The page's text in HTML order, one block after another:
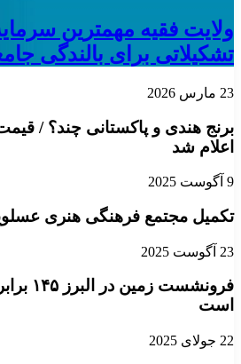
ولایت فقیه مهمترین
تشکیلاتی برای بالندگی
23 مارس 2026
برنج هندی و پاکستانی چند؟ /
اعلام شد
9 آگوست 2025
تکمیل مجتمع فرهنگی هنری
23 آگوست 2025
فرونشست
است
22 جولای 2025